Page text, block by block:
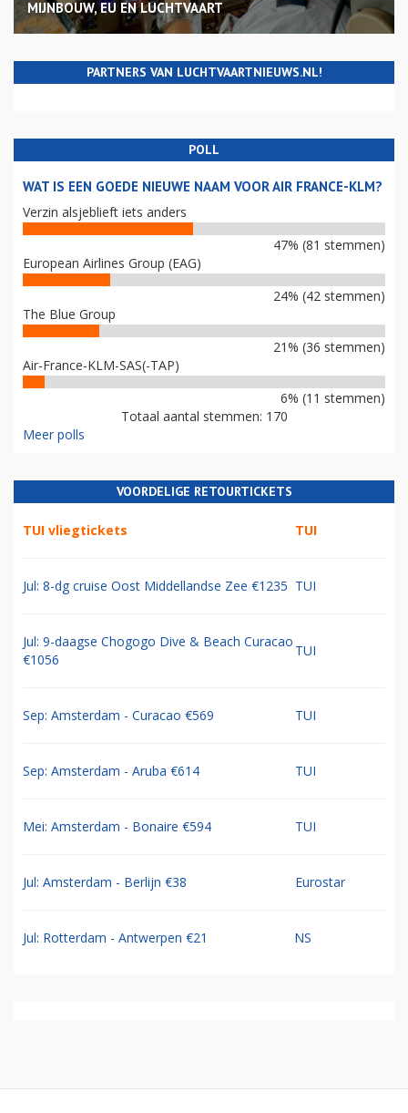
MIJNBOUW, EU EN LUCHTVAART
PARTNERS VAN LUCHTVAARTNIEUWS.NL!
POLL
WAT IS EEN GOEDE NIEUWE NAAM VOOR AIR FRANCE-KLM?
Verzin alsjeblieft iets anders
47% (81 stemmen)
European Airlines Group (EAG)
24% (42 stemmen)
The Blue Group
21% (36 stemmen)
Air-France-KLM-SAS(-TAP)
6% (11 stemmen)
Totaal aantal stemmen: 170
Meer polls
VOORDELIGE RETOURTICKETS
TUI vliegtickets TUI
Jul: 8-dg cruise Oost Middellandse Zee €1235 TUI
Jul: 9-daagse Chogogo Dive & Beach Curacao
€1056
TUI
Sep: Amsterdam - Curacao €569 TUI
Sep: Amsterdam - Aruba €614 TUI
Mei: Amsterdam - Bonaire €594 TUI
Jul: Amsterdam - Berlijn €38 Eurostar
Jul: Rotterdam - Antwerpen €21 NS